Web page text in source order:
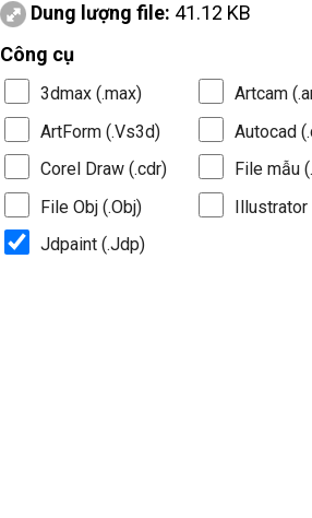
Dung lượng file: 41.12 KB
Công cụ
3dmax (.max)
Artcam
ArtForm (.Vs3d)
Autocad
Corel Draw (.cdr)
File mẫu
File Obj (.Obj)
Illustrator
Jdpaint (.Jdp)